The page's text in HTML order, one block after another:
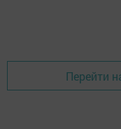
Перейти